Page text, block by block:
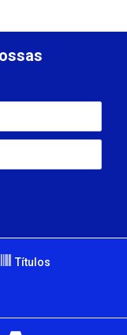
Títulos